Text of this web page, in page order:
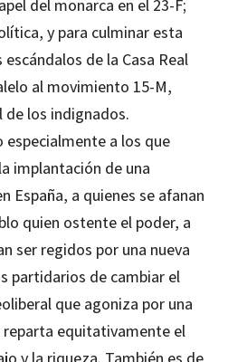
del monarca en el 23-F;
y para culminar esta
de la Casa Real
al movimiento 15-M,
los indignados.
especialmente a los que
implantación de una
España, a quienes se afanan
quien ostente el poder, a
ser regidos por una nueva
partidarios de cambiar el
que agoniza por una
reparta equitativamente el